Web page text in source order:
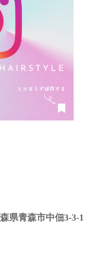
県青森市中佃3-3-1